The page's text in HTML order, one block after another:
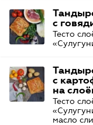
с
Тесто
с
на
Тесто
масло